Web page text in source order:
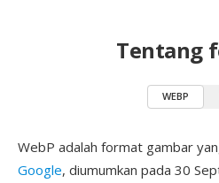
Tentang
WEBP
WebP adalah format gambar
Google, diumumkan pada 30